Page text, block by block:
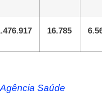
1.476.917 16.785
Agência Saúde